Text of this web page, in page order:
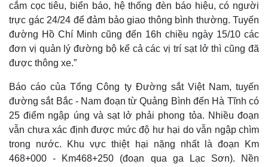
cắm cọc tiêu, biển báo, hệ thống đèn báo hiệu, có người
trực gác 24/24 để đảm bảo giao thông bình thường. Tuyến
đường Hồ Chí Minh cũng đến 16h chiều ngày 15/10 các
đơn vị quản lý đường bộ kể cả các vị trí sạt lở thì cũng đã
được thông xe.”
Báo cáo của Tổng Công ty Đường sắt Việt Nam, tuyến
đường sắt Bắc - Nam đoạn từ Quảng Bình đến Hà Tĩnh có
25 điểm ngập úng và sạt lở phải phong tỏa. Nhiều đoạn
vẫn chưa xác định được mức độ hư hại do vẫn ngập chìm
trong nước. Khu vực thiệt hại nặng nhất là đoạn Km
468+000 - Km468+250 (đoạn qua ga Lạc Sơn). Nền